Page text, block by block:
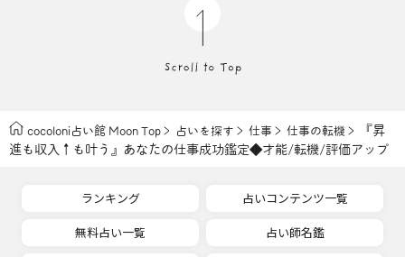
cocoloni占い館 Moon Top 占いを探す 仕事 仕事の転機
『昇
進も収入↑も叶う』あなたの仕事成功鑑定◆才能/転機/評価アップ
ランキング
占いコンテンツ一覧
無料占い一覧
占い師名鑑